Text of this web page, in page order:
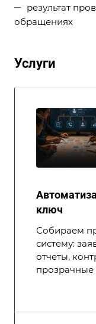
результат
обращениях
Услуги
ключ
Собираем
систему:
отчеты,
прозрачные